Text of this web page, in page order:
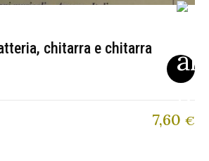
chitarra e chitarra
7,60 €